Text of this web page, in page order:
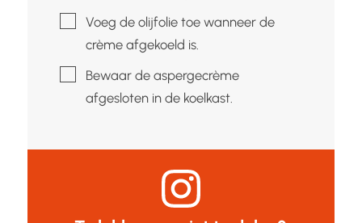
▢Voeg de olijfolie toe wanneer de
crème afgekoeld is.
▢Bewaar de aspergecrème
afgesloten in de koelkast.